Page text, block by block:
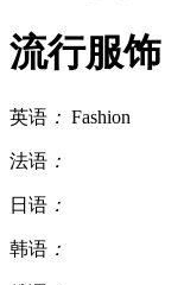
流行服饰
英语 ： Fashion
法语 ：
日语 ：
韩语 ：